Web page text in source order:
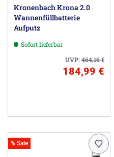
Kronenbach Krona 2.0
Wannenfüllbatterie
Aufputz
Sofort lieferbar
UVP:464,16€
184,99 €
% Sale